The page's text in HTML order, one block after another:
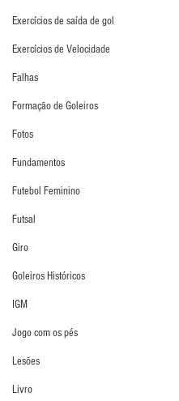
Exercícios de saída de gol
Exercícios de Velocidade
Falhas
Formação de Goleiros
Fotos
Fundamentos
Futebol Feminino
Futsal
Giro
Goleiros Históricos
IGM
Jogo com os pés
Lesões
Livro